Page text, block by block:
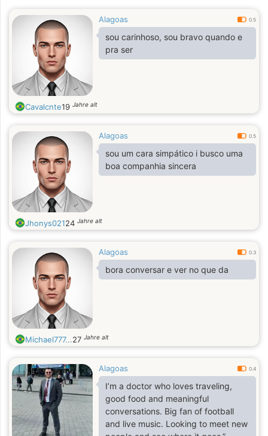
Alagoas 0.5
sou carinhoso, sou bravo quando e
pra ser
Cavalcnte19 Jahre alt
Alagoas 0.5
sou um cara simpático i busco uma
boa companhia sincera
Jhonys02124 Jahre alt
Alagoas 0.3
bora conversar e ver no que da
Michael777...27 Jahre alt
Alagoas 0.4
I’m a doctor who loves traveling,
good food and meaningful
conversations. Big fan of football
and live music. Looking to meet new